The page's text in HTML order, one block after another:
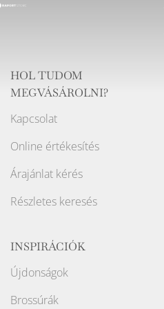
HOL TUDOM
MEGVÁSÁROLNI?
Kapcsolat
Online értékesítés
Árajánlat kérés
Részletes keresés
INSPIRÁCIÓK
Újdonságok
Brossúrák